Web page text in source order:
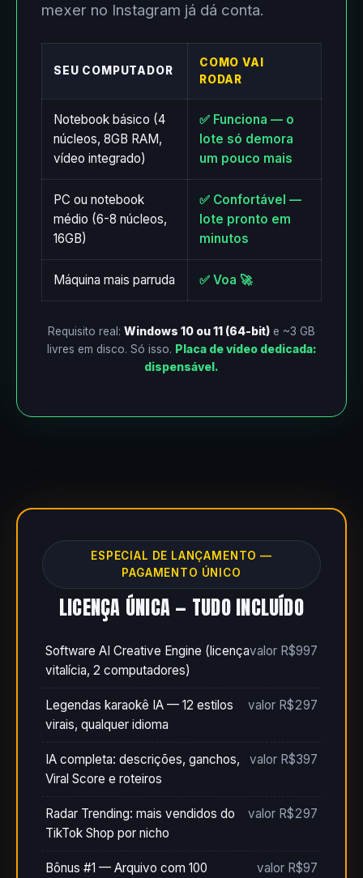
mexer no Instagram já dá conta.
SEU COMPUTADOR
COMO VAI
RODAR
Notebook básico (4
núcleos, 8GB RAM,
vídeo integrado)
✅ Funciona — o
lote só demora
um pouco mais
PC ou notebook
médio (6-8 núcleos,
16GB)
✅ Confortável —
lote pronto em
minutos
Máquina mais parruda ✅ Voa 🚀
Requisito real: Windows 10 ou 11 (64-bit) e ~3 GB
livres em disco. Só isso. Placa de vídeo dedicada:
dispensável.
ESPECIAL DE LANÇAMENTO —
PAGAMENTO ÚNICO
LICENÇA ÚNICA — TUDO INCLUÍDO
Software AI Creative Engine (licença
vitalícia, 2 computadores)
valor R$997
Legendas karaokê IA — 12 estilos
virais, qualquer idioma
valor R$297
IA completa: descrições, ganchos,
Viral Score e roteiros
valor R$397
Radar Trending: mais vendidos do
TikTok Shop por nicho
valor R$297
Bônus #1 — Arquivo com 100 valor R$97